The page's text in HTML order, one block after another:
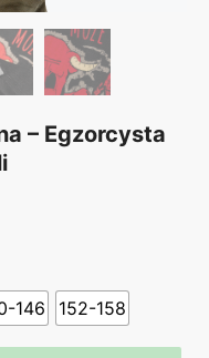
– Egzorcysta
146 152-158